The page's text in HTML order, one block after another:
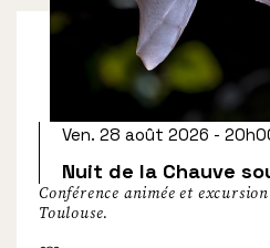
Nuit de la Chauve
Ven. 28 août 2026 -
Conférence animée et
Toulouse.